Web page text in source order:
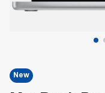
New